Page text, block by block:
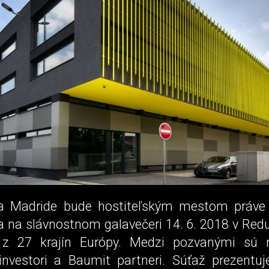
Madride bude hostiteľským mestom
na slávnostnom galavečeri 14. 6. 2018 v
27 krajín Európy. Medzi pozvanými sú
a Baumit partneri. Súťaž